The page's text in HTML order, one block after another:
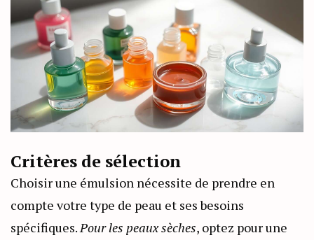
Critères de sélection
Choisir une émulsion nécessite de prendre en
compte votre type de peau et ses besoins
spécifiques. Pour les peaux sèches, optez pour une